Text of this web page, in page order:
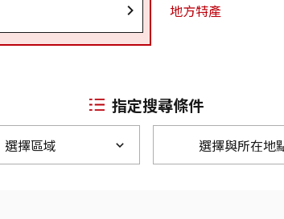
地方特產
指定搜尋條件
選擇區域 選擇與所在地